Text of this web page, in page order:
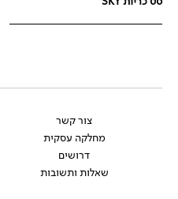
צור קשר
מחלקה עסקית
דרושים
שאלות ותשובות